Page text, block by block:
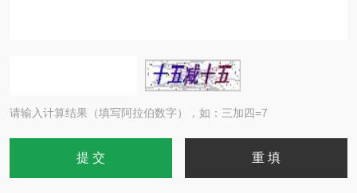
请输入计算结果（填写阿拉伯数字），如：三加四=7